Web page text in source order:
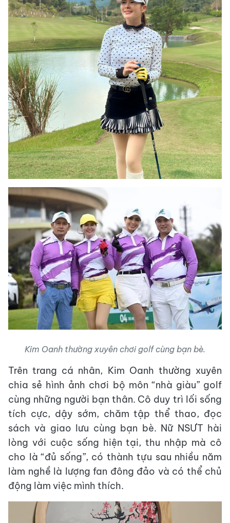
Kim Oanh thường xuyên chơi golf cùng bạn bè.
Trên trang cá nhân, Kim Oanh thường xuyên
chia sẻ hình ảnh chơi bộ môn “nhà giàu” golf
cùng những người bạn thân. Cô duy trì lối sống
tích cực, dậy sớm, chăm tập thể thao, đọc
sách và giao lưu cùng bạn bè. Nữ NSƯT hài
lòng với cuộc sống hiện tại, thu nhập mà cô
cho là “đủ sống”, có thành tựu sau nhiều năm
làm nghề là lượng fan đông đảo và có thể chủ
động làm việc mình thích.